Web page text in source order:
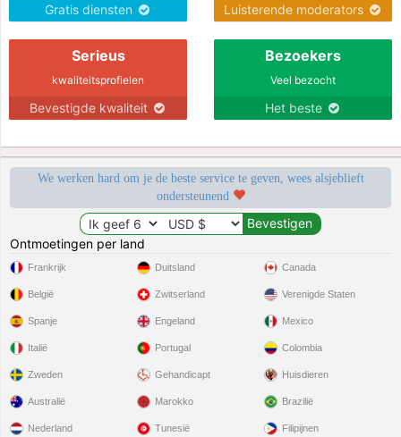
Gratis diensten Luisterende moderators
Serieus
kwaliteitsprofielen
Bevestigde kwaliteit
Bezoekers
Veel bezocht
Het beste
We werken hard om je de beste service te geven, wees alsjeblieft
ondersteunend
Ontmoetingen per land
Frankrijk
België
Spanje
Italië
Zweden
Duitsland
Zwitserland
Engeland
Portugal
Gehandicapt
Canada
Verenigde Staten
Mexico
Colombia
Huisdieren
Australië
Nederland
Marokko
Tunesië
Brazilië
Filipijnen